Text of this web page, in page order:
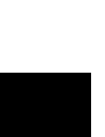
就活チャンネル